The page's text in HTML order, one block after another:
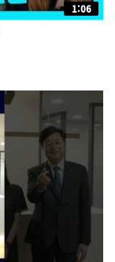
1:06